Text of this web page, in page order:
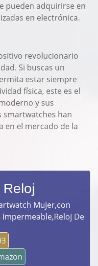
pueden adquirirse en
en electrónica.
revolucionario
Si buscas un
estar siempre
física, este es el
y sus
smartwatches han
en el mercado de la
Mujer,con
De